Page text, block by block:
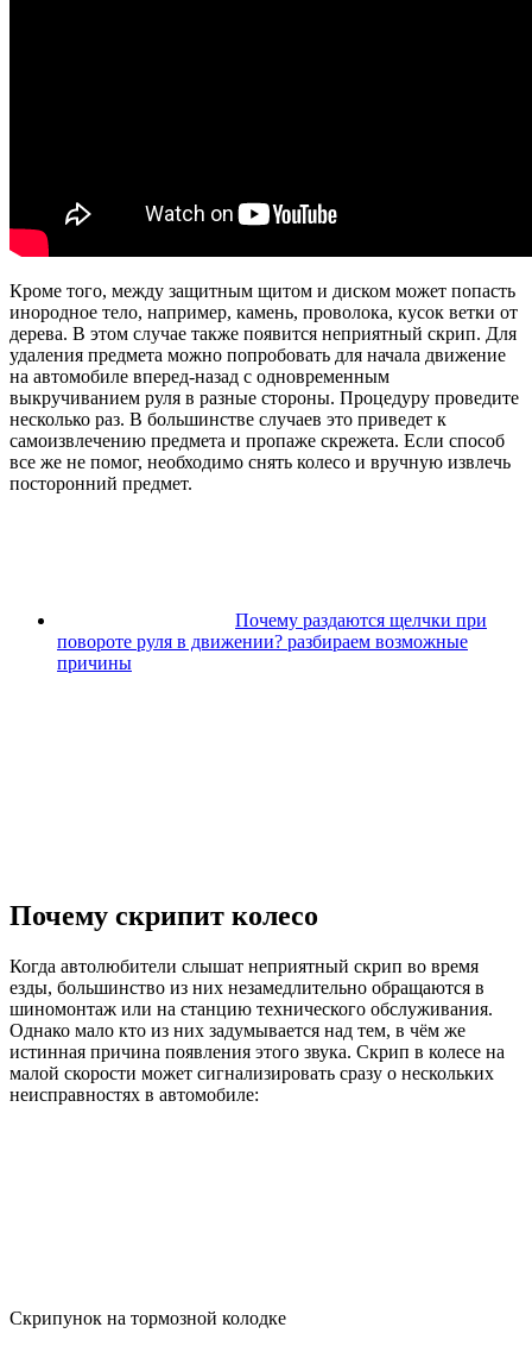
Кроме того, между защитным щитом и диском может попасть
инородное тело, например, камень, проволока, кусок ветки от
дерева. В этом случае также появится неприятный скрип. Для
удаления предмета можно попробовать для начала движение
на автомобиле вперед-назад с одновременным
выкручиванием руля в разные стороны. Процедуру проведите
несколько раз. В большинстве случаев это приведет к
самоизвлечению предмета и пропаже скрежета. Если способ
все же не помог, необходимо снять колесо и вручную извлечь
посторонний предмет.
Почему раздаются щелчки при
повороте руля в движении? разбираем возможные
причины
Почему скрипит колесо
Когда автолюбители слышат неприятный скрип во время
езды, большинство из них незамедлительно обращаются в
шиномонтаж или на станцию технического обслуживания.
Однако мало кто из них задумывается над тем, в чём же
истинная причина появления этого звука. Скрип в колесе на
малой скорости может сигнализировать сразу о нескольких
неисправностях в автомобиле:
Скрипунок на тормозной колодке